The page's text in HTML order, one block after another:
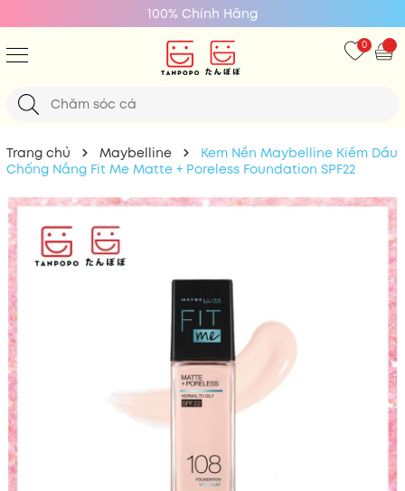
100% Chính Hãng
0
Trang chủ Maybelline
Kem Nền Maybelline Kiềm Dầu
Chống Nắng Fit Me Matte + Poreless Foundation SPF22